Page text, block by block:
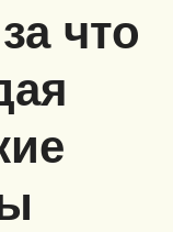
что